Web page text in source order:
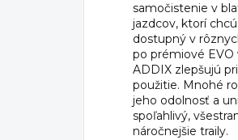
samočistenie v
jazdcov, ktorí
dostupný v
po prémiové EVO
ADDIX zlepšujú
použitie. Mnohé
jeho odolnosť a
spoľahlivý,
náročnejšie traily.